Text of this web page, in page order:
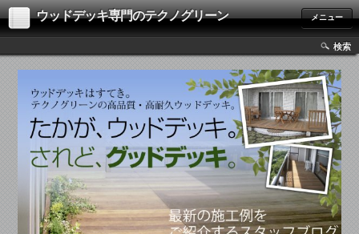
ウッドデッキ専門のテクノグリーン メニュー
検索